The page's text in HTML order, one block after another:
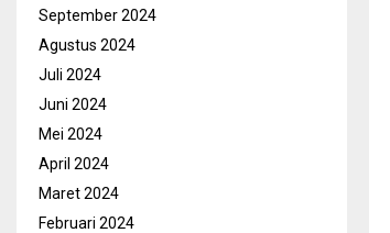
September 2024
Agustus 2024
Juli 2024
Juni 2024
Mei 2024
April 2024
Maret 2024
Februari 2024